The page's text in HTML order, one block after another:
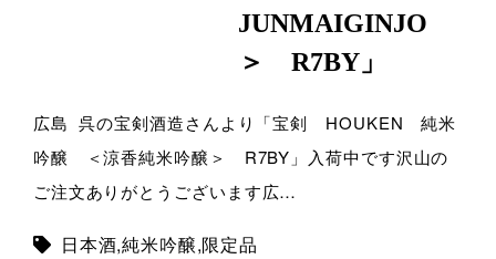
JUNMAIGINJO
＞ R7BY」
広島 呉の宝剣酒造さんより「宝剣 HOUKEN 純米
吟醸 ＜涼香純米吟醸＞ R7BY」入荷中です沢山の
ご注文ありがとうございます広…
日本酒,純米吟醸,限定品